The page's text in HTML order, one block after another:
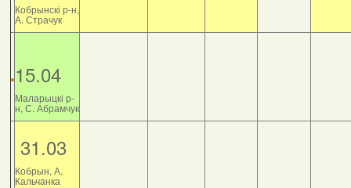
Кобрынскі р-н,
А. Страчук
15.04
Маларыцкі р-
н, С. Абрамчук
31.03
Кобрын, А.
Кальчанка